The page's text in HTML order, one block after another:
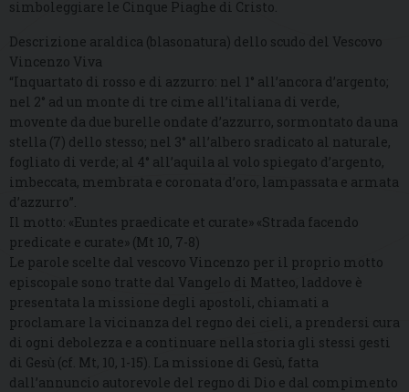
simboleggiare le Cinque Piaghe di Cristo.
Descrizione araldica (blasonatura) dello scudo del Vescovo
Vincenzo Viva
“Inquartato di rosso e di azzurro: nel 1° all’ancora d’argento;
nel 2° ad un monte di tre cime all’italiana di verde,
movente da due burelle ondate d’azzurro, sormontato da una
stella (7) dello stesso; nel 3° all’albero sradicato al naturale,
fogliato di verde; al 4° all’aquila al volo spiegato d’argento,
imbeccata, membrata e coronata d’oro, lampassata e armata
d’azzurro”.
Il motto: «Euntes praedicate et curate» «Strada facendo
predicate e curate» (Mt 10, 7-8)
Le parole scelte dal vescovo Vincenzo per il proprio motto
episcopale sono tratte dal Vangelo di Matteo, laddove è
presentata la missione degli apostoli, chiamati a
proclamare la vicinanza del regno dei cieli, a prendersi cura
di ogni debolezza e a continuare nella storia gli stessi gesti
di Gesù (cf. Mt, 10, 1-15). La missione di Gesù, fatta
dall’annuncio autorevole del regno di Dio e dal compimento